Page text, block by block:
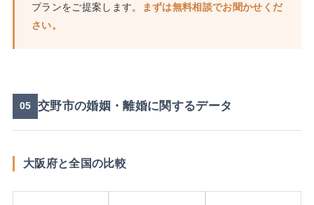
プランをご提案します。
まずは無料相談でお聞かせくだ
さい。
05 交野市の婚姻・離婚に関するデータ
大阪府と全国の比較